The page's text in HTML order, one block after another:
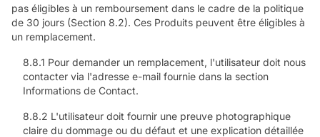
pas éligibles à un remboursement dans le cadre de la politique
de 30 jours (Section 8.2). Ces Produits peuvent être éligibles à
un remplacement.
8.8.1 Pour demander un remplacement, l'utilisateur doit nous
contacter via l'adresse e-mail fournie dans la section
Informations de Contact.
8.8.2 L'utilisateur doit fournir une preuve photographique
claire du dommage ou du défaut et une explication détaillée